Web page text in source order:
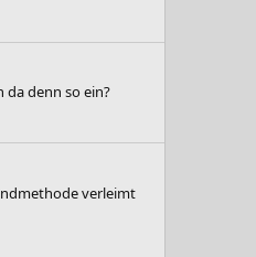
da denn so ein?
verleimt